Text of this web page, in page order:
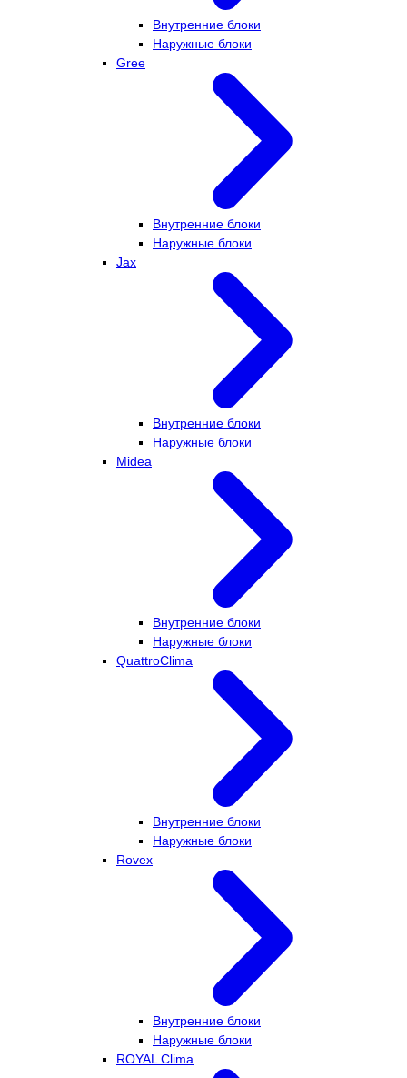
Внутренние блоки
Наружные блоки
Gree
Внутренние блоки
Наружные блоки
Jax
Внутренние блоки
Наружные блоки
Midea
Внутренние блоки
Наружные блоки
QuattroClima
Внутренние блоки
Наружные блоки
Rovex
Внутренние блоки
Наружные блоки
ROYAL Clima